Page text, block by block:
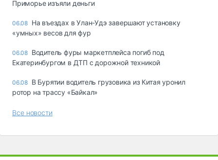
Приморье изъяли деньги
06.08 Ha въeздax в Улaн-Удэ зaвepшaют ycтaнoвкy
«yмныx» вecoв для фyp
06.08 Водитель фуры маркетплейса погиб под
Екатеринбургом в ДТП с дорожной техникой
06.08 В Бурятии водитель грузовика из Китая уронил
ротор на трассу «Байкал»
Все новости